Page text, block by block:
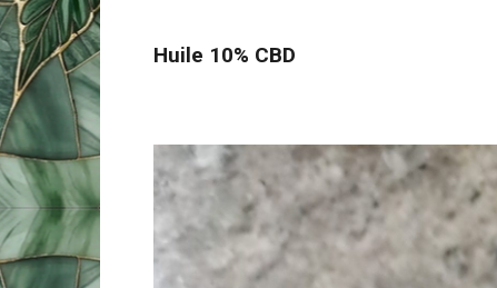
Huile 10% CBD